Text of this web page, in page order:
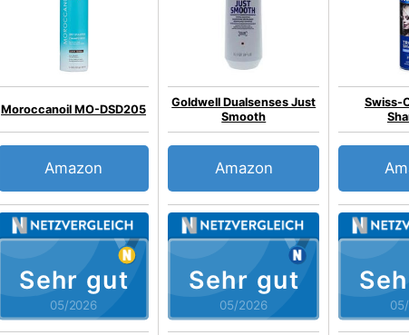
Sehr gut
05/2026
Moroccanoil MO-DSD205
Amazon
Sehr gut
05/2026
Goldwell Dualsenses Just
Smooth
Amazon
Swiss-